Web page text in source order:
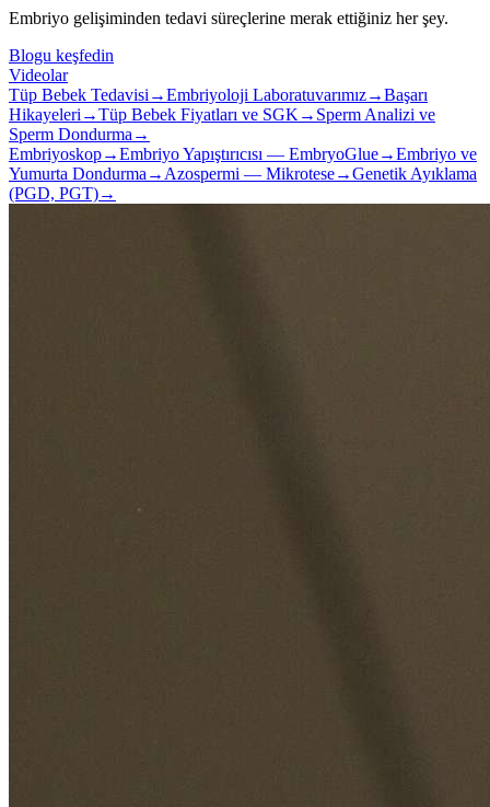
Embriyo gelişiminden tedavi süreçlerine merak ettiğiniz her şey.
Blogu keşfedin
Videolar
Tüp Bebek Tedavisi →Embriyoloji Laboratuvarımız→Başarı
Hikayeleri →Tüp Bebek Fiyatları ve SGK → Sperm Analizi ve
Sperm Dondurma →
Embriyoskop→Embriyo Yapıştırıcısı — EmbryoGlue→Embriyo ve
Yumurta Dondurma → Azospermi — Mikrotese→Genetik Ayıklama
(PGD, PGT)→